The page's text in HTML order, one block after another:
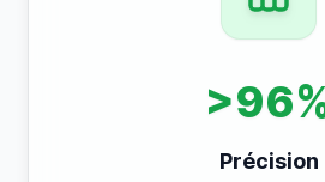
Précision